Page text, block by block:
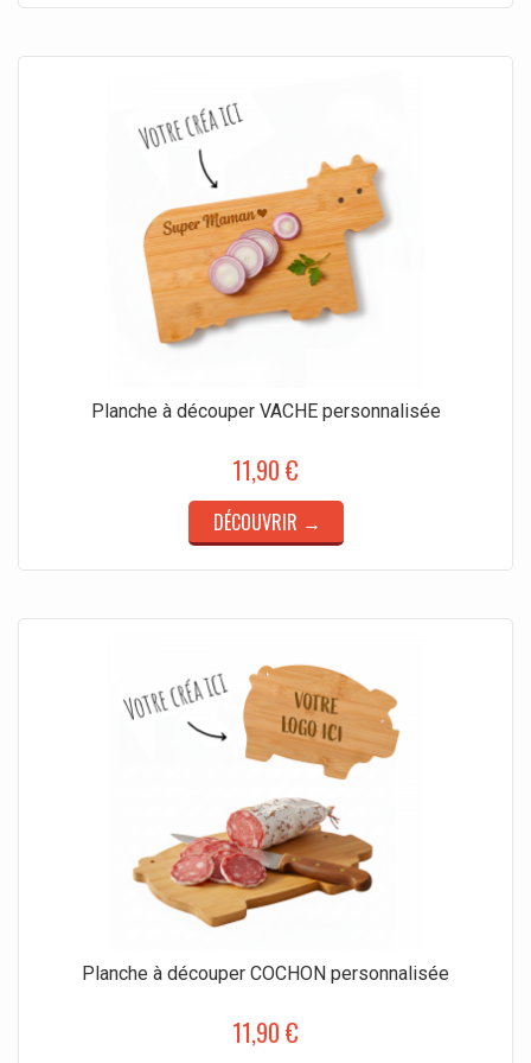
Planche à découper VACHE personnalisée
11,90 €
DÉCOUVRIR →
Planche à découper COCHON personnalisée
11,90 €